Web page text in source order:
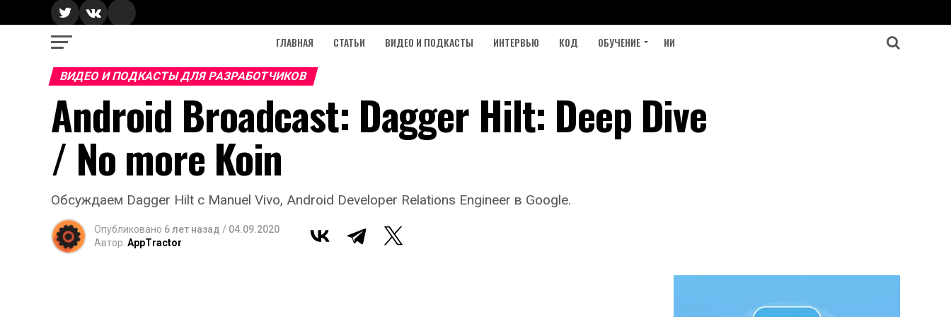
ГЛАВНАЯ СТАТЬИ ВИДЕО И ПОДКАСТЫ ИНТЕРВЬЮ КОД ОБУЧЕНИЕ ИИ
ВИДЕО И ПОДКАСТЫ ДЛЯ РАЗРАБОТЧИКОВ
Android Broadcast: Dagger Hilt: Deep Dive
/ No more Koin
Обсуждаем Dagger Hilt с Manuel Vivo, Android Developer Relations Engineer в Google.
Опубликовано 6 лет назад / 04.09.2020
Автор: AppTractor